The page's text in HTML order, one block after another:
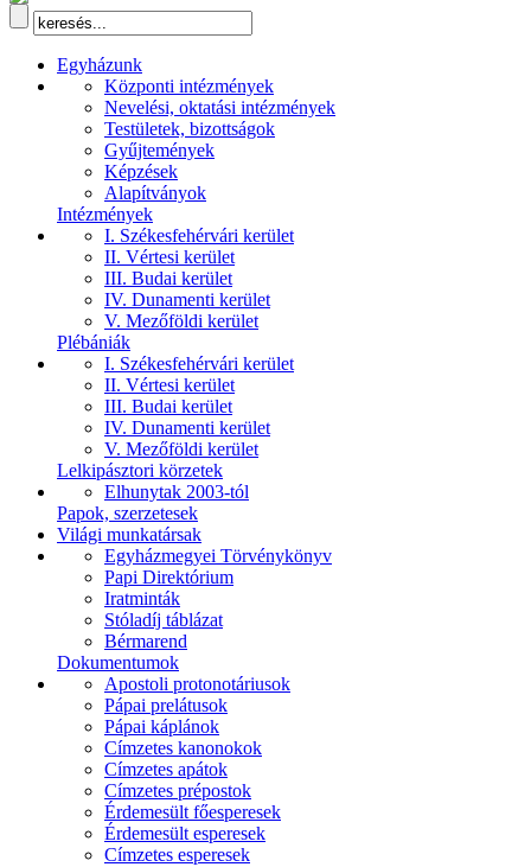
Egyházunk
Központi intézmények
Nevelési, oktatási intézmények
Testületek, bizottságok
Gyűjtemények
Képzések
Alapítványok
Intézmények
I. Székesfehérvári kerület
II. Vértesi kerület
III. Budai kerület
IV. Dunamenti kerület
V. Mezőföldi kerület
Plébániák
I. Székesfehérvári kerület
II. Vértesi kerület
III. Budai kerület
IV. Dunamenti kerület
V. Mezőföldi kerület
Lelkipásztori körzetek
Elhunytak 2003-tól
Papok, szerzetesek
Világi munkatársak
Egyházmegyei Törvénykönyv
Papi Direktórium
Iratminták
Stóladíj táblázat
Bérmarend
Dokumentumok
Apostoli protonotáriusok
Pápai prelátusok
Pápai káplánok
Címzetes kanonokok
Címzetes apátok
Címzetes prépostok
Érdemesült főesperesek
Érdemesült esperesek
Címzetes esperesek